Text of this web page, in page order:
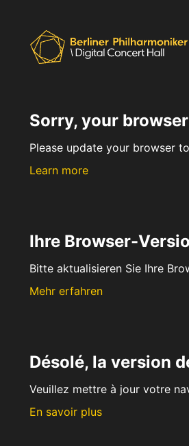
Sorry, your
Please update your browser
Learn more
Ihre Browser-
Bitte aktualisieren Sie Ihre
Mehr erfahren
Désolé, la version
Veuillez mettre à jour votre
En savoir plus